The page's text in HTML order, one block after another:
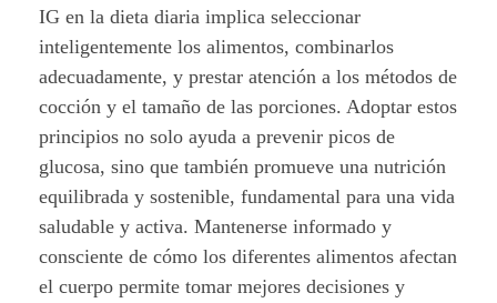
IG en la dieta diaria implica seleccionar
inteligentemente los alimentos, combinarlos
adecuadamente, y prestar atención a los métodos de
cocción y el tamaño de las porciones. Adoptar estos
principios no solo ayuda a prevenir picos de
glucosa, sino que también promueve una nutrición
equilibrada y sostenible, fundamental para una vida
saludable y activa. Mantenerse informado y
consciente de cómo los diferentes alimentos afectan
el cuerpo permite tomar mejores decisiones y